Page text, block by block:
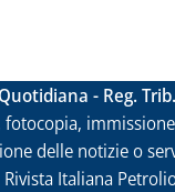
- Reg.
delle notizie o
Rivista Italiana